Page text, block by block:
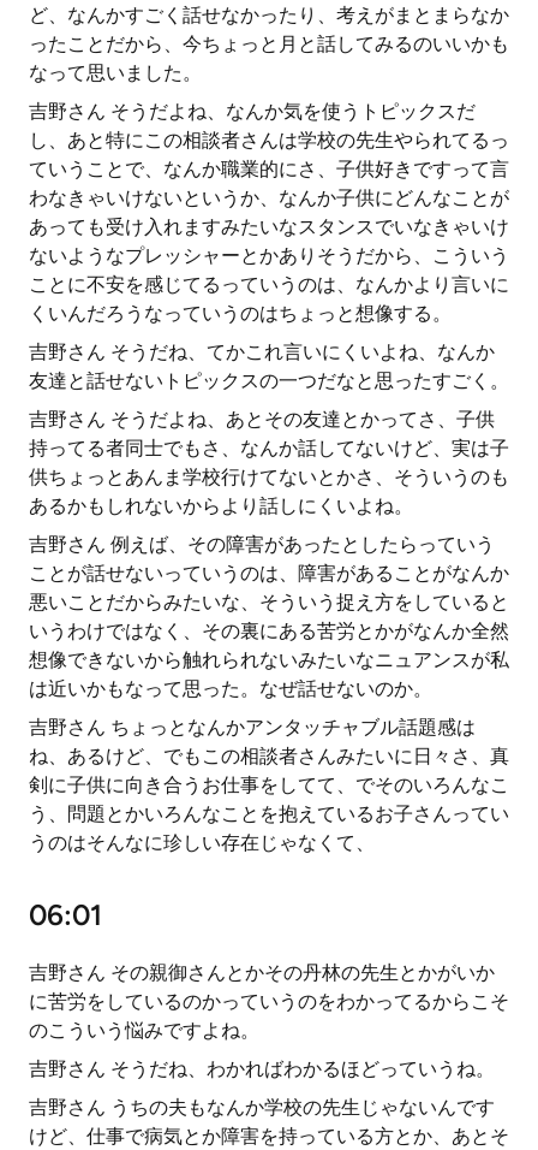
ど、なんかすごく話せなかったり、考えがまとまらなか
ったことだから、今ちょっと月と話してみるのいいかも
なって思いました。
吉野さん そうだよね、なんか気を使うトピックスだ
し、あと特にこの相談者さんは学校の先生やられてるっ
ていうことで、なんか職業的にさ、子供好きですって言
わなきゃいけないというか、なんか子供にどんなことが
あっても受け入れますみたいなスタンスでいなきゃいけ
ないようなプレッシャーとかありそうだから、こういう
ことに不安を感じてるっていうのは、なんかより言いに
くいんだろうなっていうのはちょっと想像する。
吉野さん そうだね、てかこれ言いにくいよね、なんか
友達と話せないトピックスの一つだなと思ったすごく。
吉野さん そうだよね、あとその友達とかってさ、子供
持ってる者同士でもさ、なんか話してないけど、実は子
供ちょっとあんま学校行けてないとかさ、そういうのも
あるかもしれないからより話しにくいよね。
吉野さん 例えば、その障害があったとしたらっていう
ことが話せないっていうのは、障害があることがなんか
悪いことだからみたいな、そういう捉え方をしていると
いうわけではなく、その裏にある苦労とかがなんか全然
想像できないから触れられないみたいなニュアンスが私
は近いかもなって思った。なぜ話せないのか。
吉野さん ちょっとなんかアンタッチャブル話題感は
ね、あるけど、でもこの相談者さんみたいに日々さ、真
剣に子供に向き合うお仕事をしてて、でそのいろんなこ
う、問題とかいろんなことを抱えているお子さんってい
うのはそんなに珍しい存在じゃなくて、
06:01
吉野さん その親御さんとかその丹林の先生とかがいか
に苦労をしているのかっていうのをわかってるからこそ
のこういう悩みですよね。
吉野さん そうだね、わかればわかるほどっていうね。
吉野さん うちの夫もなんか学校の先生じゃないんです
けど、仕事で病気とか障害を持っている方とか、あとそ